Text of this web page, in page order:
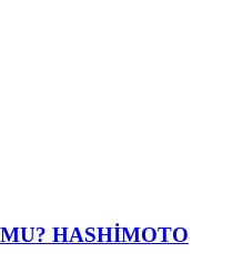
HASHİMOTO